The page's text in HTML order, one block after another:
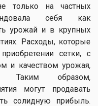
только на частных
себя как
урожай и в крупных
Расходы, которые
сетки, с
и качеством урожая,
Таким образом,
могут продавать
солидную прибыль.